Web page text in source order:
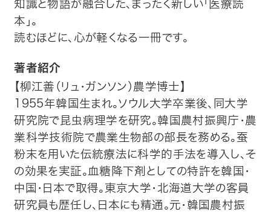
知識と物語が融合した、まったく新しい「医療読
本」。
読むほどに、心が軽くなる一冊です。
著者紹介
【柳江善（リュ・ガンソン）農学博士】
1955年韓国生まれ。ソウル大学卒業後、同大学
研究院で昆虫病理学を研究。韓国農村振興庁・農
業科学技術院で農業生物部の部長を務める。蚕
粉末を用いた伝統療法に科学的手法を導入し、そ
の効果を実証。血糖降下剤としての特許を韓国・
中国・日本で取得。東京大学・北海道大学の客員
研究員も歴任し、日本にも精通。元・韓国農村振